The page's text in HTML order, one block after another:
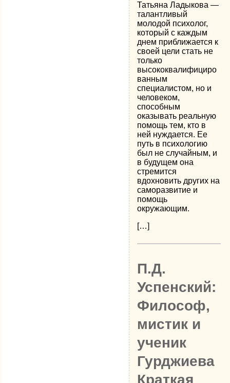
Татьяна Ладыкова —
талантливый
молодой психолог,
который с каждым
днем приближается к
своей цели стать не
только
высококвалифициро
ванным
специалистом, но и
человеком,
способным
оказывать реальную
помощь тем, кто в
ней нуждается. Ее
путь в психологию
был не случайным, и
в будущем она
стремится
вдохновить других на
саморазвитие и
помощь
окружающим.
[…]
П.Д.
Успенский:
Философ,
мистик и
ученик
Гурджиева
Краткая